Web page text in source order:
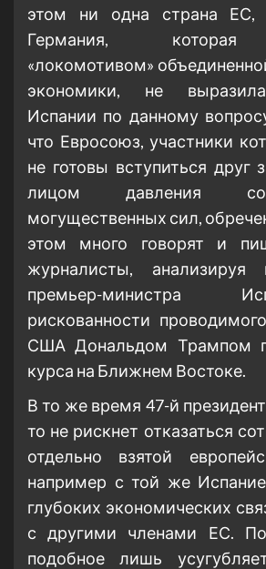
этом ни одна страна
Германия, которая
«локомотивом»
экономики, не
Испании по данному
что Евросоюз, участники
не готовы вступиться друг
лицом давления
могущественных сил,
этом много говорят и
журналисты, анализируя
премьер-министра
рискованности
США Дональдом Трампом
курса на Ближнем Востоке.
В то же время 47-й
то не рискнет отказаться
отдельно взятой
например с той же
глубоких экономических
с другими членами ЕС.
подобное лишь